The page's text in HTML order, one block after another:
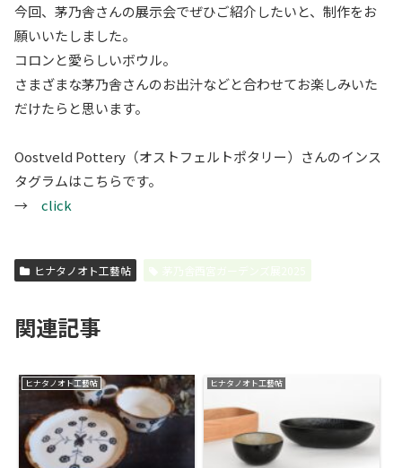
今回、茅乃舎さんの展示会でぜひご紹介したいと、制作をお
願いいたしました。
コロンと愛らしいボウル。
さまざまな茅乃舎さんのお出汁などと合わせてお楽しみいた
だけたらと思います。
Oostveld Pottery（オストフェルトポタリー）さんのインス
タグラムはこちらです。
→ click
ヒナタノオト工藝帖
関連記事
ヒナタノオト工藝帖 ヒナタノオト工藝帖